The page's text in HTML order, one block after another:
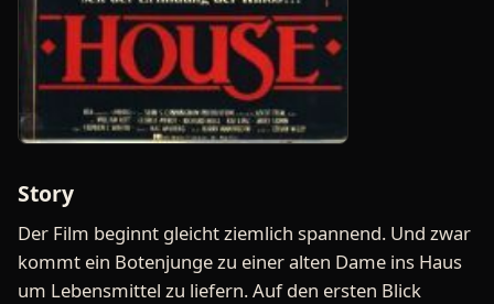
Story
Der Film beginnt gleicht ziemlich spannend. Und zwar
kommt ein Botenjunge zu einer alten Dame ins Haus
um Lebensmittel zu liefern. Auf den ersten Blick